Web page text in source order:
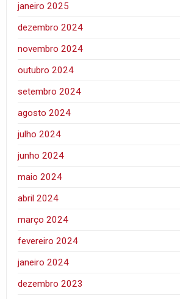
janeiro 2025
dezembro 2024
novembro 2024
outubro 2024
setembro 2024
agosto 2024
julho 2024
junho 2024
maio 2024
abril 2024
março 2024
fevereiro 2024
janeiro 2024
dezembro 2023